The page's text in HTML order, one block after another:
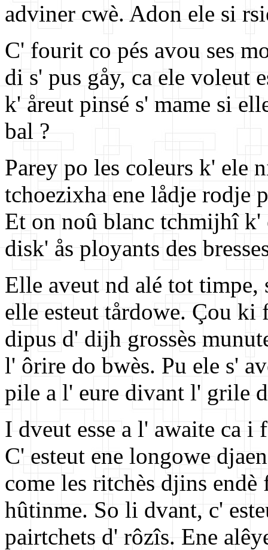
adviner cwè. Adon ele si
C' fourit co pés avou ses
di s' pus gåy, ca ele voleut
k' åreut pinsé s' mame si
bal ?
Parey po les coleurs k' ele
tchoezixha ene lådje rodje
Et on noû blanc tchmijhî k'
disk' ås ployants des
Elle aveut nd alé tot
elle esteut tårdowe. Çou ki
dipus d' dijh grossès
l' ôrire do bwès. Pu ele s'
pile a l' eure divant l' grile
I dveut esse a l' awaite ca
C' esteut ene longowe
come les ritchès djins
hûtinme. So li dvant, c'
pairtchets d' rôzîs. Ene